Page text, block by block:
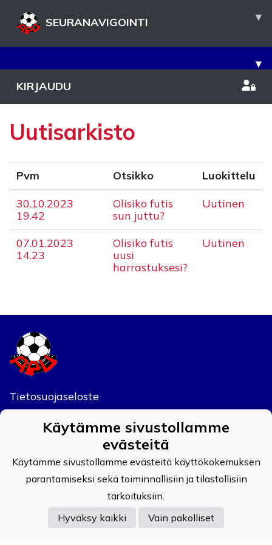
SEURANAVIGOINTI ▾
▾
KIRJAUDU
Uutisarkisto
Pvm Otsikko
Luokittelu
30.10.2023
19.42
Olisiko futis
sun juttu?
Uutinen
07.01.2023
14.23
Olisiko futis
uusi
harrastuksesi?
Uutinen
Tietosuojaseloste
Auran Palokunnan Urheilijat ry
0908519-4
Powered by
Käytämme sivustollamme
evästeitä
Käytämme sivustollamme evästeitä käyttökokemuksen
parantamiseksi sekä toiminnallisiin ja tilastollisiin
tarkoituksiin.
Hyväksy kaikki
Vain pakolliset